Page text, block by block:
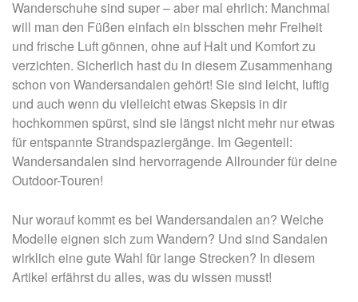
Wanderschuhe sind super – aber mal ehrlich: Manchmal
will man den Füßen einfach ein bisschen mehr Freiheit
und frische Luft gönnen, ohne auf Halt und Komfort zu
verzichten. Sicherlich hast du in diesem Zusammenhang
schon von Wandersandalen gehört! Sie sind leicht, luftig
und auch wenn du vielleicht etwas Skepsis in dir
hochkommen spürst, sind sie längst nicht mehr nur etwas
für entspannte Strandspaziergänge. Im Gegenteil:
Wandersandalen sind hervorragende Allrounder für deine
Outdoor-Touren!
Nur worauf kommt es bei Wandersandalen an? Welche
Modelle eignen sich zum Wandern? Und sind Sandalen
wirklich eine gute Wahl für lange Strecken? In diesem
Artikel erfährst du alles, was du wissen musst!